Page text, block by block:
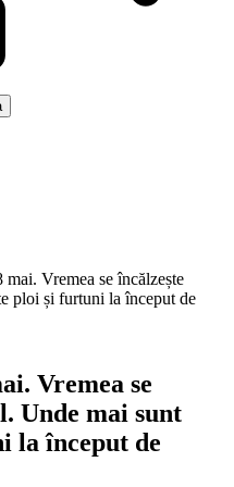
mai. Vremea se încălzește
ploi și furtuni la început de
Vremea se
Unde mai sunt
la început de